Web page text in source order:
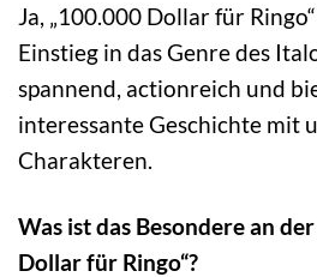
Ja, „100.000 Dollar für
Einstieg in das Genre des
spannend, actionreich und
interessante Geschichte mit
Charakteren.
Was ist das Besondere an
Dollar für Ringo“?